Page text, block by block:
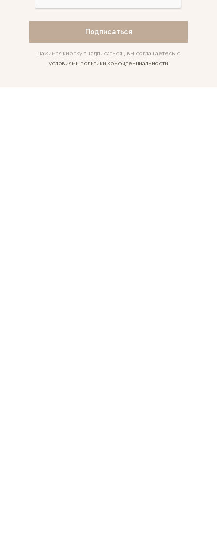
Подписаться
Нажимая кнопку “Подписаться”, вы соглашаетесь с
условиями политики конфиденциальности